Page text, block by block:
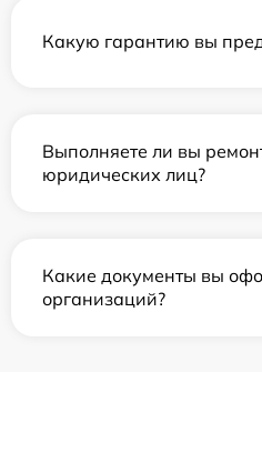
Какую гарантию вы
Выполняете ли вы
юридических лиц?
Какие документы вы
организаций?